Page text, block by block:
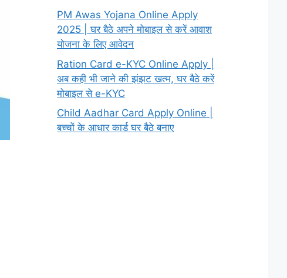
PM Awas Yojana Online Apply
2025 | घर बैठे अपने मोबाइल से करें आवाश
योजना के लिए आवेदन
Ration Card e-KYC Online Apply |
अब कही भी जाने की झंझट खत्म, घर बैठे करें
मोबाइल से e-KYC
Child Aadhar Card Apply Online |
बच्चों के आधार कार्ड घर बैठे बनाए